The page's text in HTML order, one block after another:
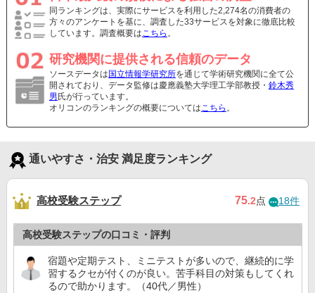
同ランキングは、実際にサービスを利用した2,274名の消費者の
方々のアンケートを基に、調査した33サービスを対象に徹底比較
しています。調査概要はこちら 。
研究機関に提供される信頼のデータ
ソースデータは 国立情報学研究所を通じて学術研究機関に全て公
開されており、データ監修は慶應義塾大学理工学部教授・ 鈴木秀
男 氏が行っています。
オリコンのランキングの概要についてはこちら 。
通いやすさ・治安 満足度ランキング
高校受験ステップ 75.2点 18件
高校受験ステップの口コミ・評判
宿題や定期テスト、ミニテストが多いので、継続的に学
習するクセが付くのが良い。苦手科目の対策もしてくれ
るので助かります。（40代／男性）